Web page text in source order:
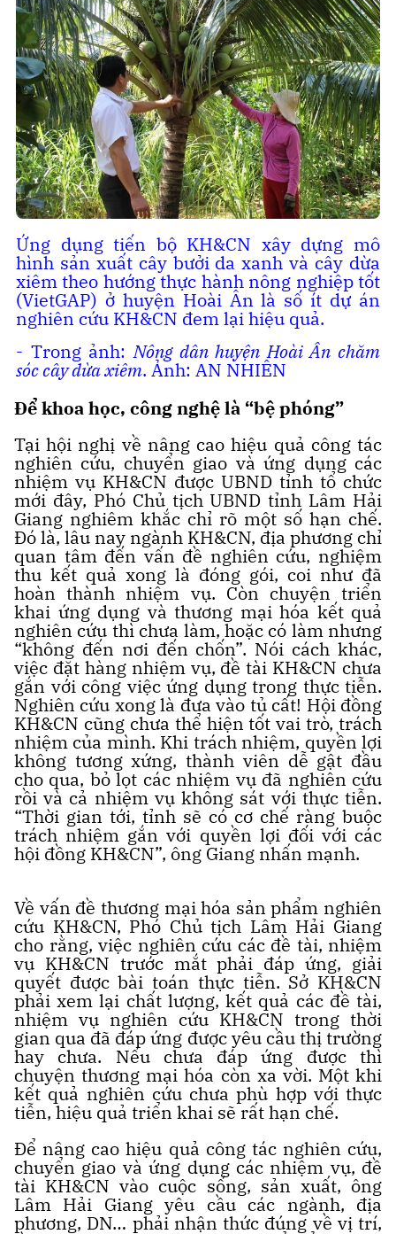
Ứng dụng tiến bộ KH&CN xây dựng mô
hình sản xuất cây bưởi da xanh và cây dừa
xiêm theo hướng thực hành nông nghiệp tốt
(VietGAP) ở huyện Hoài Ân là số ít dự án
nghiên cứu KH&CN đem lại hiệu quả.
- Trong ảnh:Nông dân huyện Hoài Ân chăm
sóc cây dừa xiêm. Ảnh: AN NHIÊN
Để khoa học, công nghệ là “bệ phóng”
Tại hội nghị về nâng cao hiệu quả công tác
nghiên cứu, chuyển giao và ứng dụng các
nhiệm vụ KH&CN được UBND tỉnh tổ chức
mới đây, Phó Chủ tịch UBND tỉnh Lâm Hải
Giang nghiêm khắc chỉ rõ một số hạn chế.
Đó là, lâu nay ngành KH&CN, địa phương chỉ
quan tâm đến vấn đề nghiên cứu, nghiệm
thu kết quả xong là đóng gói, coi như đã
hoàn thành nhiệm vụ. Còn chuyện triển
khai ứng dụng và thương mại hóa kết quả
nghiên cứu thì chưa làm, hoặc có làm nhưng
“không đến nơi đến chốn”. Nói cách khác,
việc đặt hàng nhiệm vụ, đề tài KH&CN chưa
gắn với công việc ứng dụng trong thực tiễn.
Nghiên cứu xong là đưa vào tủ cất! Hội đồng
KH&CN cũng chưa thể hiện tốt vai trò, trách
nhiệm của mình. Khi trách nhiệm, quyền lợi
không tương xứng, thành viên dễ gật đầu
cho qua, bỏ lọt các nhiệm vụ đã nghiên cứu
rồi và cả nhiệm vụ không sát với thực tiễn.
“Thời gian tới, tỉnh sẽ có cơ chế ràng buộc
trách nhiệm gắn với quyền lợi đối với các
hội đồng KH&CN”, ông Giang nhấn mạnh.
Về vấn đề thương mại hóa sản phẩm nghiên
cứu KH&CN, Phó Chủ tịch Lâm Hải Giang
cho rằng, việc nghiên cứu các đề tài, nhiệm
vụ KH&CN trước mắt phải đáp ứng, giải
quyết được bài toán thực tiễn. Sở KH&CN
phải xem lại chất lượng, kết quả các đề tài,
nhiệm vụ nghiên cứu KH&CN trong thời
gian qua đã đáp ứng được yêu cầu thị trường
hay chưa. Nếu chưa đáp ứng được thì
chuyện thương mại hóa còn xa vời. Một khi
kết quả nghiên cứu chưa phù hợp với thực
tiễn, hiệu quả triển khai sẽ rất hạn chế.
Để nâng cao hiệu quả công tác nghiên cứu,
chuyển giao và ứng dụng các nhiệm vụ, đề
tài KH&CN vào cuộc sống, sản xuất, ông
Lâm Hải Giang yêu cầu các ngành, địa
phương, DN… phải nhận thức đúng về vị trí,